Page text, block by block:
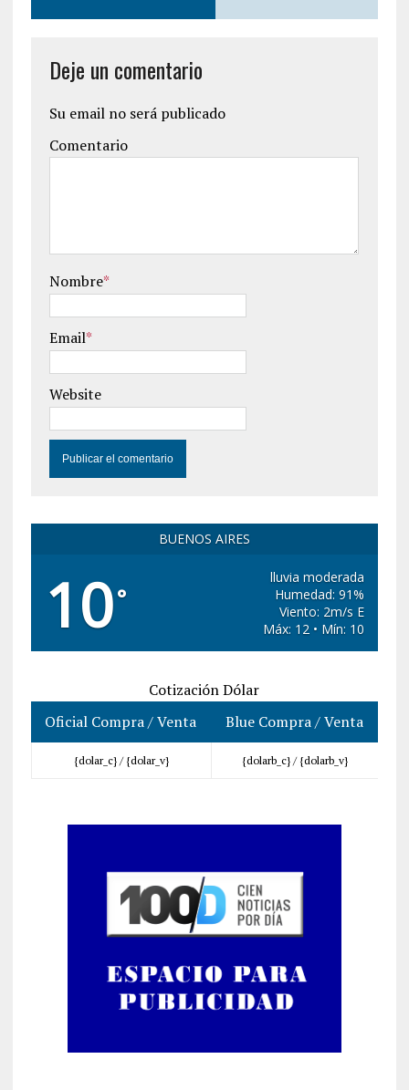
Deje un comentario
Su email no será publicado
Comentario
Nombre*
Email*
Website
BUENOS AIRES
10°
lluvia moderada
Humedad: 91%
Viento: 2m/s E
Máx: 12 • Mín: 10
Cotización Dólar
Oficial Compra / Venta
Blue Compra / Venta
{dolar_c} / {dolar_v} {dolarb_c} / {dolarb_v}